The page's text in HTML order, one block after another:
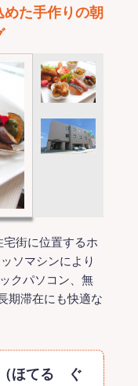
た手作りの朝
街に位置するホ
ソマシンにより
クパソコン、無
期滞在にも快適な
ほてる ぐ